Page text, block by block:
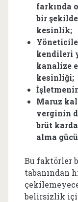
farkında
bir
kesinlik;
kendileri
kanalize
kesinliği;
Maruz
verginin
brüt
alma
Bu faktörler
tabanından
belirsizlik